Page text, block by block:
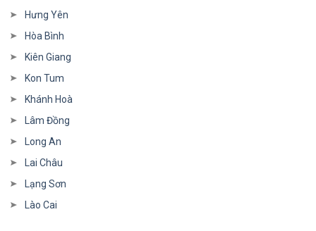
Hưng Yên
Hòa Bình
Kiên Giang
Kon Tum
Khánh Hoà
Lâm Đồng
Long An
Lai Châu
Lạng Sơn
Lào Cai